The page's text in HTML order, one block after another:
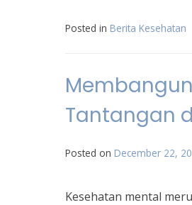
Posted in Berita Kesehatan
Tantangan
Posted on December 22,
Kesehatan mental